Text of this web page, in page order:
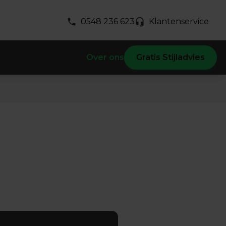
0548 236 623 Klantenservice
Over ons Gratis Stijladvies